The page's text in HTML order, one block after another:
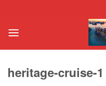
nội
heritage-cruise-1